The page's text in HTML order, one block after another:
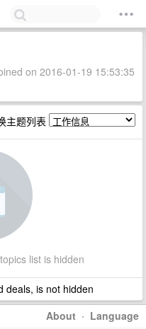
on 2016-01-19 15:53:35
主题列表
list is hidden
deals, is not hidden
About · Language